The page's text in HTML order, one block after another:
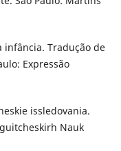
infância. Tradução de
Expressão
issledovania.
Nauk